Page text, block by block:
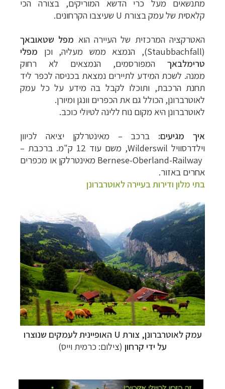
מתנשאים מעל כרי הדשא המוריקים, בצורה הכי
קלאסית של עמק בצורת U שעיצבו הקרחונים.
האטרקציה המרכזית של העיירה הוא מפל שטאובאך
(
Staubbachfall), הנמצא ממש מעליה, וכן מפלי
טרימלבאך המפורסמים, הנמצאים לא רחוק
ממנה. לשכת המידע לתיירים נמצאת בכניסה לכפר ליד
תחנת הרכבת, ותוכלו לקבל בה מידע על כל עמק
לאוטרברונן, הכולל גם את הכפרים וונגן ומיורן.
לאוטרברונן היא מקום נוח ללינה לטיולי כוכב.
איך מגיעים: ברכב– מאינטרלקן יציאה לכיוון
וילדרסוויל Wilderswil, משם עוד 12 ק"מ. ברכבת
–
Bernese-Oberland-Railway מאינטרלקן או מכפרים
אחרים באזור.
בתי מלון ודירות בעיירה לאוטרברונן
עמק לאוטרברונן, צורת U האופיינית לעמקים שנוצרו
על ידי קרחון (צילום: כרמית וייס)
טיולי אקטיב - אופניים, שייט והליכהלחצו לרשימת
יעדים »
תכנון טיולים לצפון אמריקהלחצו לרשימת היעדים »
קרוזים והפלגות נופשלחצו לרשימת היעדים »